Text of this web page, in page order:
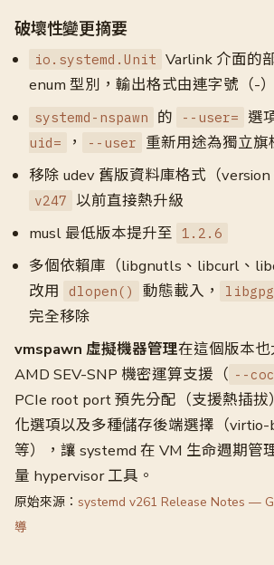
破壞性變更摘要
io.systemd.Unit Varlink 介面的
enum 型別，輸出格式由連字號（-）
systemd-nspawn 的 --user= 選
uid=
， --user
重新用途為獨立旗
移除 udev 舊版資料庫格式（
v247 以前直接熱升級
musl 最低版本提升至 1.2.6
多個依賴庫（libgnutls、libcurl、
改用
dlopen() 動態載入，
完全移除
vmspawn 虛擬機器管理在這個版本
AMD SEV-SNP 機密運算支援（ --
PCIe root port 預先分配（支援熱插
化選項以及多種儲存後端選擇（
等），讓 systemd 在 VM 生命週期管
量 hypervisor 工具。
原始來源： systemd v261 Release Notes —
導